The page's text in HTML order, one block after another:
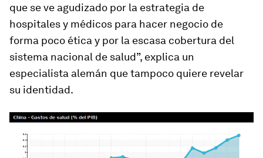
que se ve agudizado por la estrategia de
hospitales y médicos para hacer negocio de
forma poco ética y por la escasa cobertura del
sistema nacional de salud”, explica un
especialista alemán que tampoco quiere revelar
su identidad.